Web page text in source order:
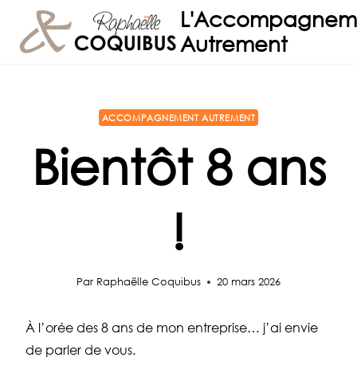
contenu
Autrement
ACCOMPAGNEMENT AUTREMENT
Bientôt 8 ans
!
Par Raphaëlle Coquibus 20 mars 2026
À l’orée des 8 ans de mon entreprise… j’ai envie
de parler de vous.